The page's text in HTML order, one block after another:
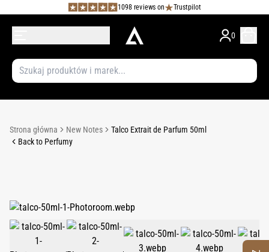
1098 reviews on Trustpilot
0
Strona główna New Notes
Talco Extrait de Parfum 50ml
Back to Perfumy